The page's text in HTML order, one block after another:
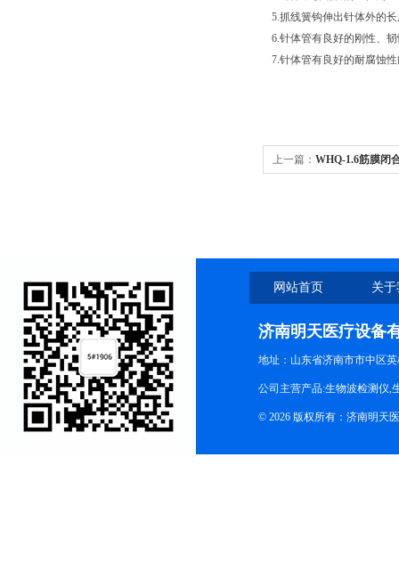
5.抓线簧钩伸出针体外的
6.针体管有良好的刚性、
7.针体管有良好的耐腐蚀
上一篇： WHQ-1.6筋膜闭
网站首页 关
济南明天医疗设备
地址：山东省济南市市中区
公司主营产品:生物波检测仪,
© 2026 版权所有：济南明天